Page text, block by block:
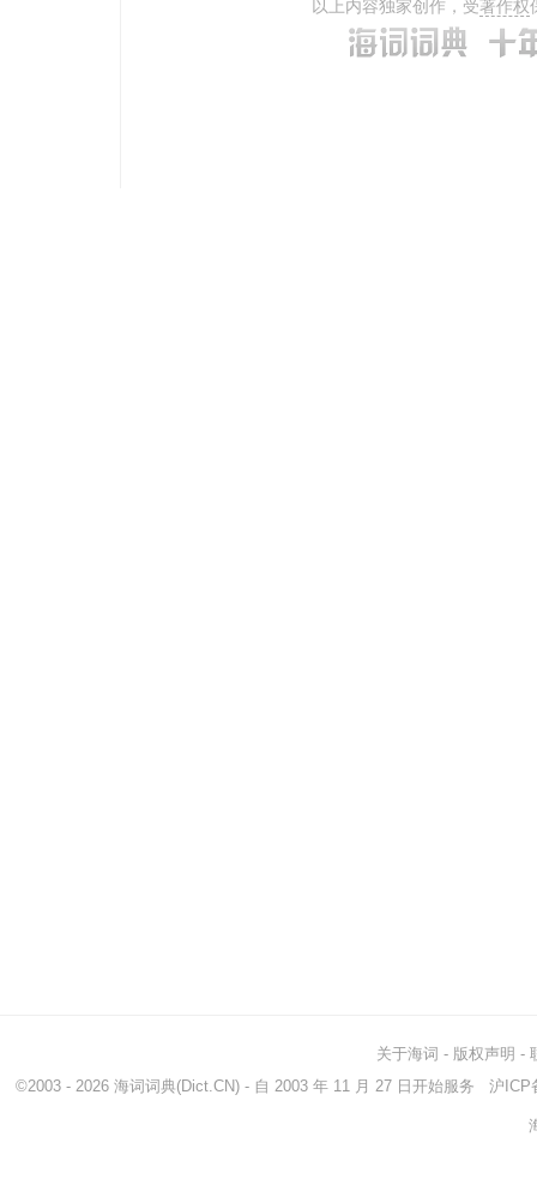
以上内容独家创作，受著作权
关于海词 - 版权声明 -
©2003 - 2026 海词词典(Dict.CN) - 自 2003 年 11 月 27 日开始服务 沪ICP